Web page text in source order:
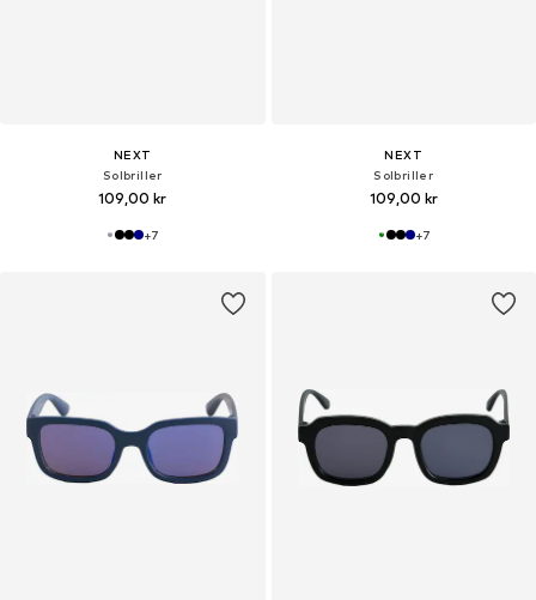
NEXT
Solbriller
109,00 kr
+7
NEXT
Solbriller
109,00 kr
+7